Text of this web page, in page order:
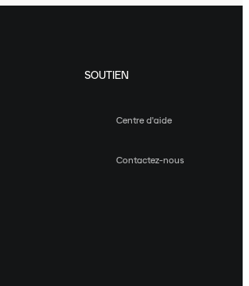
SOUTIEN
Centre d'aide
Contactez-nous